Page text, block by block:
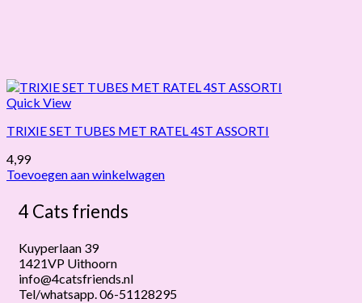
Quick View
TRIXIE SET TUBES MET RATEL 4ST ASSORTI
4,99
Toevoegen aan winkelwagen
4 Cats friends
Kuyperlaan 39
1421VP Uithoorn
info@4catsfriends.nl
Tel/whatsapp. 06-51128295